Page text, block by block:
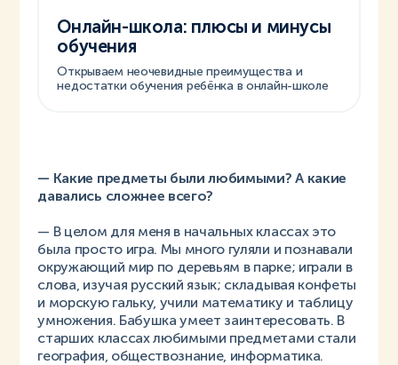
Онлайн-школа: плюсы и минусы
обучения
Открываем неочевидные преимущества и
недостатки обучения ребёнка в онлайн-школе
— Какие предметы были любимыми? А какие
давались сложнее всего?
— В целом для меня в начальных классах это
была просто игра. Мы много гуляли и познавали
окружающий мир по деревьям в парке; играли в
слова, изучая русский язык; складывая конфеты
и морскую гальку, учили математику и таблицу
умножения. Бабушка умеет заинтересовать. В
старших классах любимыми предметами стали
география, обществознание, информатика.